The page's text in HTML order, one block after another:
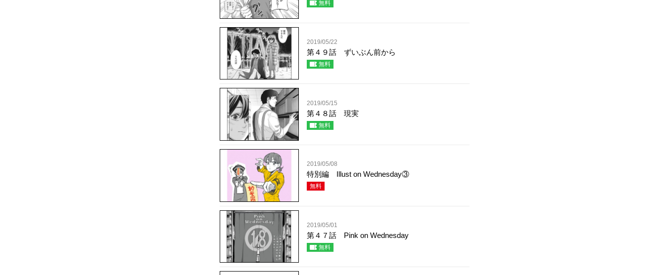
無料
2019/05/22
第４９話 ずいぶん前から
無料
2019/05/15
第４８話 現実
無料
2019/05/08
特別編 Illust on Wednesday③
無料
2019/05/01
第４７話 Pink on Wednesday
無料